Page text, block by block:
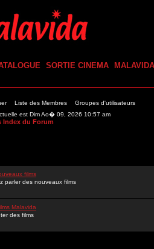
SORTIE CINEMA MALAVIDA
Liste des Membres
Groupes d'utilisateurs
est Dim Ao� 09, 2026 10:57 am
Index du Forum
films
parler des nouveaux films
Malavida
des films